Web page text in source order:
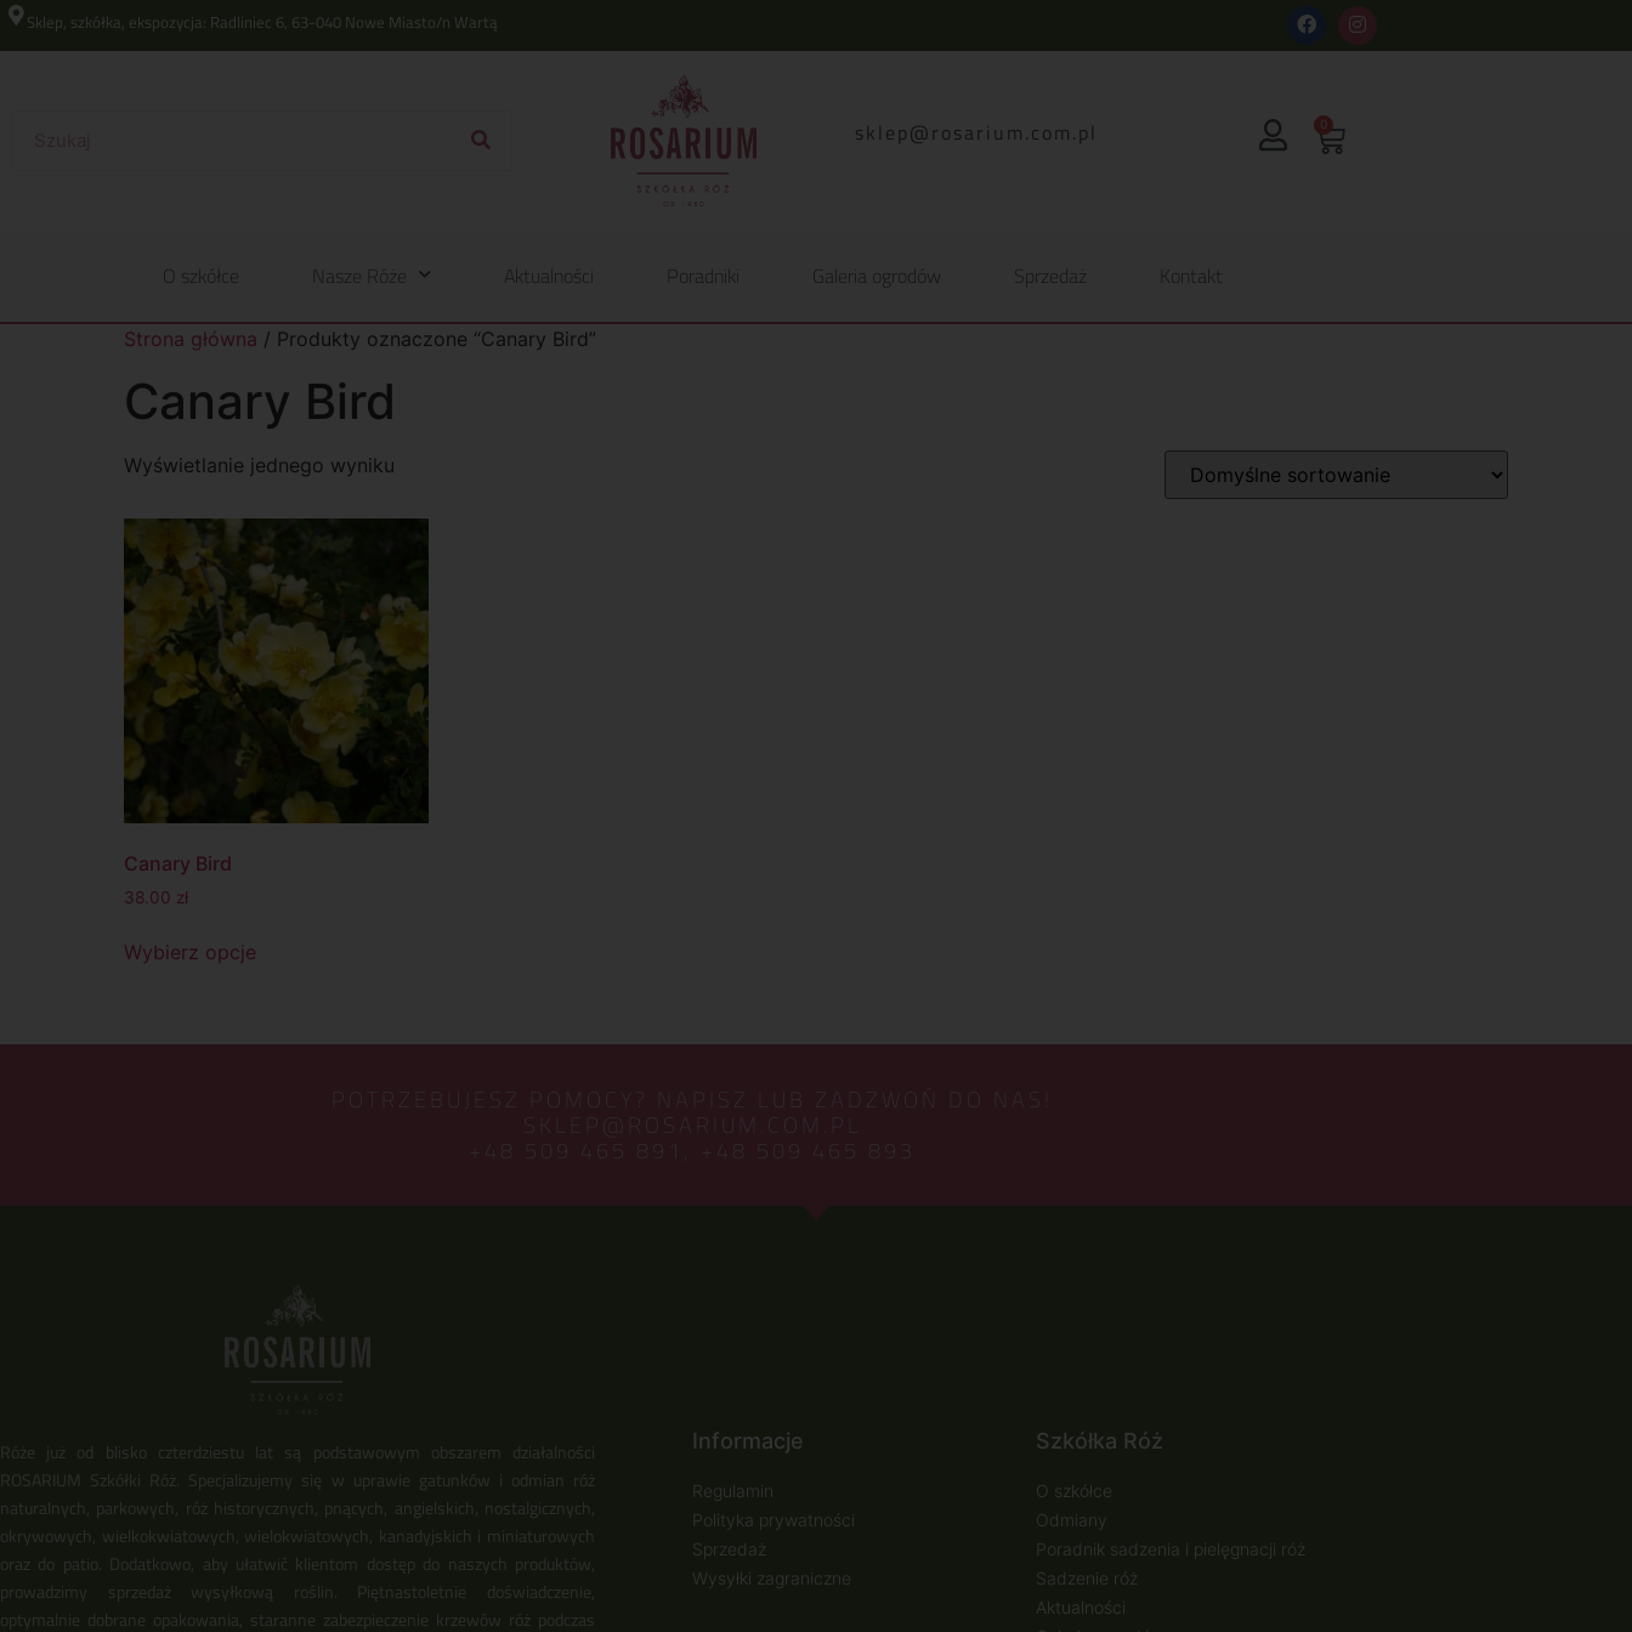
Sklep, szkółka, ekspozycja: Radliniec 6, 63-040 Nowe Miasto/n Wartą
lp.moc.muirasor@pelks 0
O szkółce Nasze Róże Aktualności Poradniki Galeria ogrodów Sprzedaż Kontakt
Strona główna / Produkty oznaczone “Canary Bird”
Canary Bird
Wyświetlanie jednego wyniku
Canary Bird
38.00 zł
Wybierz opcje
POTRZEBUJESZ POMOCY? NAPISZ LUB ZADZWOŃ DO NAS!
SKLEP@ROSARIUM.COM.PL
+48 509 465 891, +48 509 465 893
Róże już od blisko czterdziestu lat są podstawowym obszarem działalności
ROSARIUM Szkółki Róż. Specjalizujemy się w uprawie gatunków i odmian róż
naturalnych, parkowych, róż historycznych, pnących, angielskich, nostalgicznych,
okrywowych, wielkokwiatowych, wielokwiatowych, kanadyjskich i miniaturowych
oraz do patio. Dodatkowo, aby ułatwić klientom dostęp do naszych produktów,
prowadzimy sprzedaż wysyłkową roślin. Piętnastoletnie doświadczenie,
optymalnie dobrane opakowania, staranne zabezpieczenie krzewów róż podczas
Informacje
Regulamin
Polityka prywatności
Sprzedaż
Wysyłki zagraniczne
Szkółka Róż
O szkółce
Odmiany
Poradnik sadzenia i pielęgnacji róż
Sadzenie róż
Aktualności